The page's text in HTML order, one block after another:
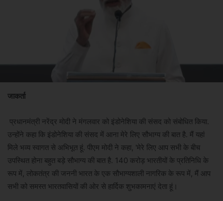
जाकर्ता
प्रधानमंत्री नरेंद्र मोदी ने मंगलवार को इंडोनेशिया की संसद को संबोधित किया.
उन्होंने कहा कि इं​डोनेशिया की संसद में आना मेरे लिए सौभाग्य की बात है. मैं यहां
मिले भव्य स्वागत से अभिभूत हूं. पीएम मोदी ने कहा, 'मेरे लिए आप सभी के बीच
उपस्थित होना बहुत बड़े सौभाग्य की बात है. 140 करोड़ भारतीयों के प्रतिनिधि के
रूप में, लोकतंत्र की जननी भारत के एक सौभाग्यशाली नागरिक के रूप में, मैं आप
सभी को समस्त भारतवासियों की ओर से हार्दिक शुभकामनाएं देता हूं।